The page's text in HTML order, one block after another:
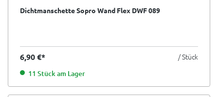
Dichtmanschette Sopro Wand Flex DWF 089
6,90 €* / Stück
11 Stück am Lager